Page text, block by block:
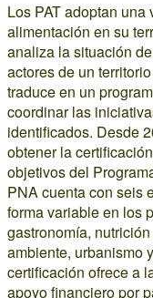
Los PAT adoptan
alimentación en su
analiza la situación
actores de un
traduce en un
coordinar las
identificados. Desde
obtener la
objetivos del
PNA cuenta con seis
forma variable en los
gastronomía,
ambiente, urbanismo
certificación ofrece a
apoyo financiero por